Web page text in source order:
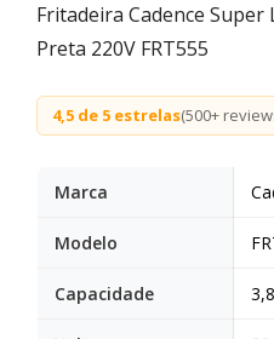
Fritadeira Cadence
Preta 220V FRT555
4,5 de 5 estrelas(500+
Marca
Modelo
Capacidade